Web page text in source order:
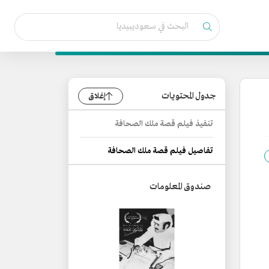
جدول المحتويات إغلاق
تنفيذ فيلم قصة ملك الصحافة
تفاصيل فيلم قصة ملك الصحافة
صندوق المعلومات